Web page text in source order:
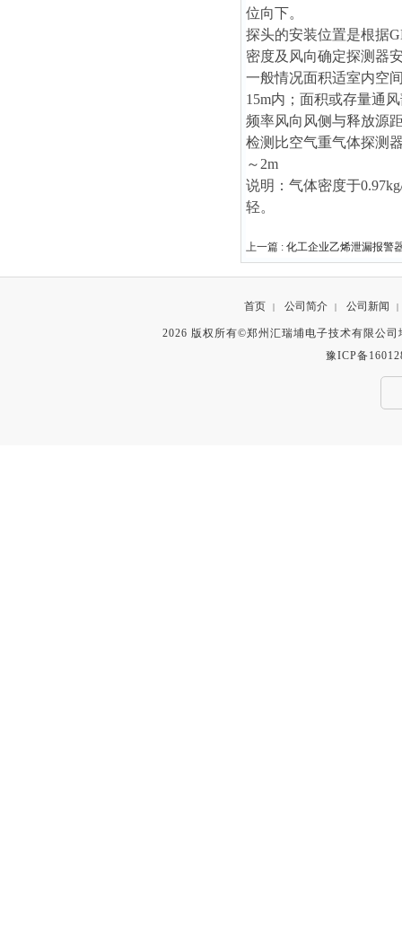
位向下。
探头的安装位置是根据
密度及风向确定探测器
一般情况面积适室内空
15m内；面积或存量通
频率风向风侧与释放源
检测比空气重气体探测
～2m
说明：气体密度于
轻。
上一篇 : 化工企业乙烯泄漏报警
首页 | 公司简介 | 公司新闻 |
2026 版权所有©郑州汇瑞埔电子技术有限公
豫ICP备